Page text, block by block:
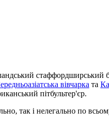
стаффордширський
вівчарка та
пітбультер'єр.
так і нелегально по